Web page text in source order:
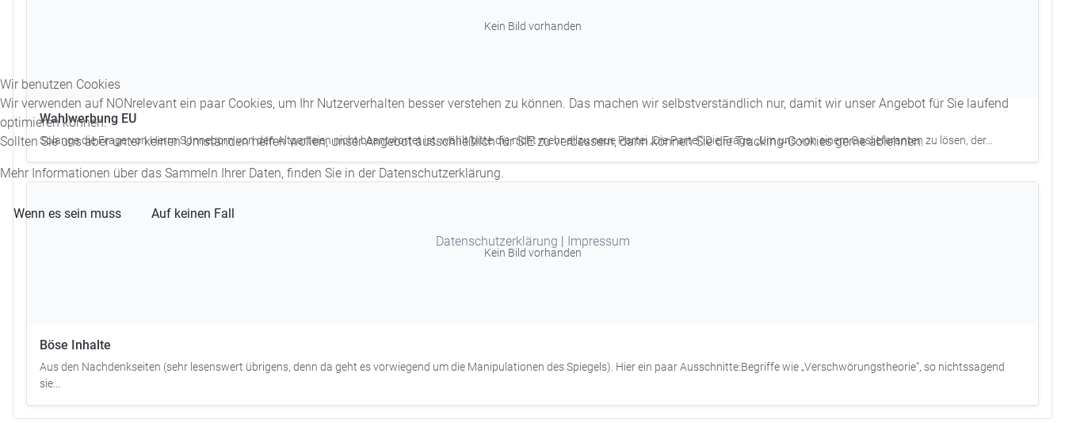
Kein Bild vorhanden
Wahlwerbung EU
Solange die Frage von Herrn Sonneborn von den Altparteien nicht beantwortet ist, wählt bitte die nicht mehr allzu neue Partei „Die Partei“!Die Frage: „Um uns von einem Gaslieferanten zu lösen, der...
Kein Bild vorhanden
Böse Inhalte
Aus den Nachdenkseiten (sehr lesenswert übrigens, denn da geht es vorwiegend um die Manipulationen des Spiegels). Hier ein paar Ausschnitte:Begriffe wie „Verschwörungstheorie“, so nichtssagend
sie...
Wir benutzen Cookies
Wir verwenden auf NONrelevant ein paar Cookies, um Ihr Nutzerverhalten besser verstehen zu können. Das machen wir selbstverständlich nur, damit wir unser Angebot für Sie laufend
optimieren können.
Sollten Sie uns aber unter keinen Umständen helfen wollen, unser Angebot ausschließlich für SIE zu verbessern, dann können Sie die Tracking-Cookies gerne ablehnen.
Mehr Informationen über das Sammeln Ihrer Daten, finden Sie in der Datenschutzerklärung.
Wenn es sein muss
Auf keinen Fall
Datenschutzerklärung | Impressum